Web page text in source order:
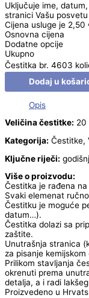
Uključuje ime,
stranici Vašu
Cijena usluge je 2,50
Osnovna cijena
Dodatne opcije
Ukupno
Čestitka br. 4603
Dodaj u
Opis
Veličina čestitke: 20
Kategorija: Čestitke,
Ključne riječi:
Više o proizvodu:
Čestitka je rađena
Svaki elemenat
Čestitku je moguće
datum…).
Čestitka dolazi sa
zaštite.
Unutrašnja stranica
za pisanje
Prilikom stavljanja
okrenuti prema
detalja, a i radi
Proizvedeno u